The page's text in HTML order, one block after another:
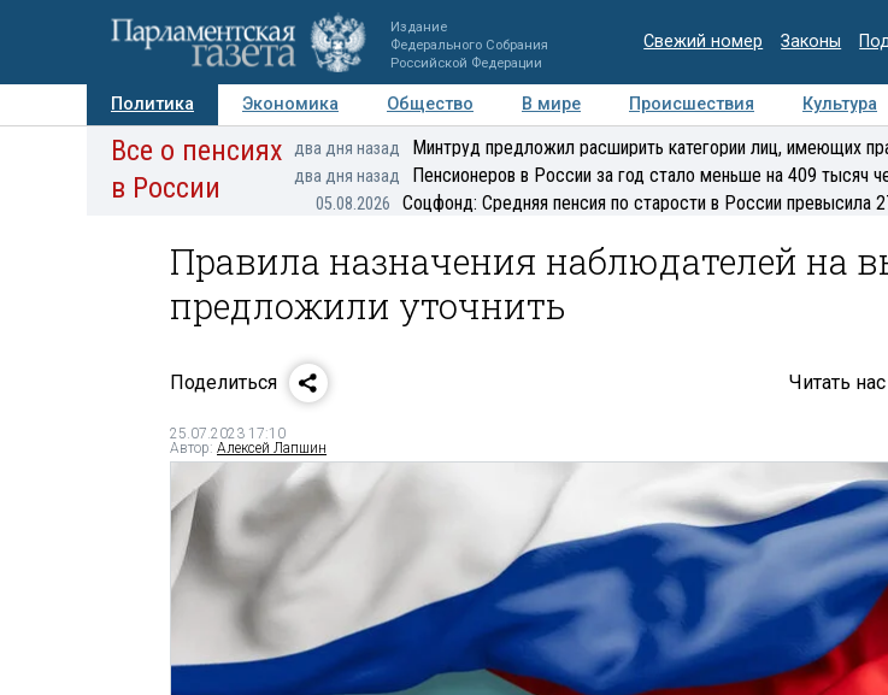
Издание
Федерального Собрания
Российской Федерации
Свежий номер Законы
Политика Экономика Общество В мире Происшествия Культура
Авторы Персоны Мнения Регионы Медиацентр Интервью
Все о пенсиях
в России
два дня назад Минтруд предложил расширить категории лиц, имеющих
два дня назад Пенсионеров в России за год стало меньше на 409 тысяч
05.08.2026 Соцфонд: Средняя пенсия по старости в России превысила
Правила назначения наблюдателей на
предложили уточнить
Поделиться Читать
25.07.2023 17:10
Автор: Алексей Лапшин